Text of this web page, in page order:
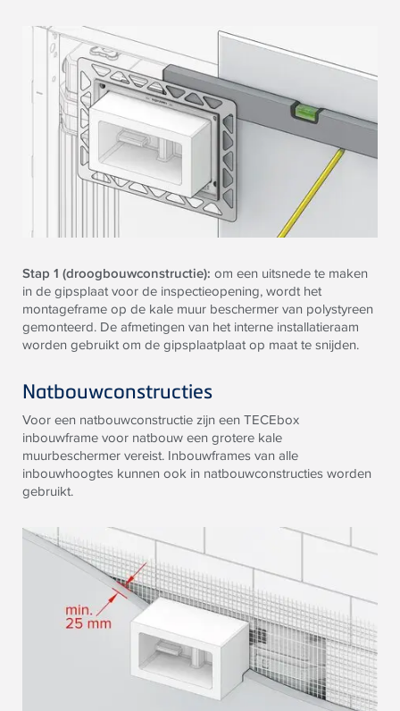
Stap 1 (droogbouwconstructie): om een uitsnede te maken
in de gipsplaat voor de inspectieopening, wordt het
montageframe op de kale muur beschermer van polystyreen
gemonteerd. De afmetingen van het interne installatieraam
worden gebruikt om de gipsplaatplaat op maat te snijden.
Natbouwconstructies
Voor een natbouwconstructie zijn een TECEbox
inbouwframe voor natbouw een grotere kale
muurbeschermer vereist. Inbouwframes van alle
inbouwhoogtes kunnen ook in natbouwconstructies worden
gebruikt.